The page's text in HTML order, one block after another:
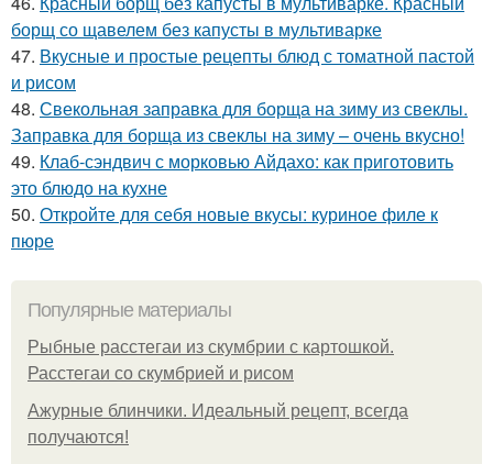
борщ со щавелем без капусты в мультиварке
47. Вкусные и простые рецепты блюд с томатной пастой
и рисом
48. Свекольная заправка для борща на зиму из свеклы.
Заправка для борща из свеклы на зиму – очень вкусно!
49. Клаб-сэндвич с морковью Айдахо: как приготовить
это блюдо на кухне
50. Откройте для себя новые вкусы: куриное филе к
пюре
Популярные материалы
Рыбные расстегаи из скумбрии с картошкой.
Расстегаи со скумбрией и рисом
Ажурные блинчики. Идеальный рецепт, всегда
получаются!